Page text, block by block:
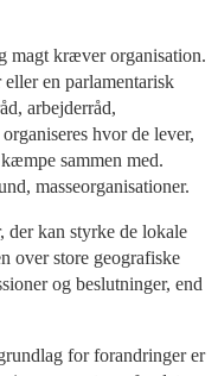
magt kræver organisation.
en parlamentarisk
arbejderråd,
hvor de lever,
sammen med.
masseorganisationer.
der kan styrke de lokale
over store geografiske
og beslutninger, end
for forandringer er